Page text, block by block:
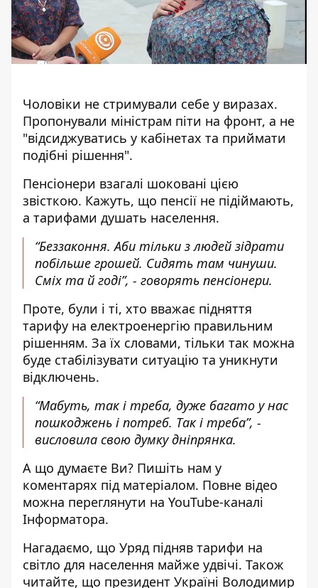
Чоловіки не стримували себе у виразах.
Пропонували міністрам піти на фронт, а не
"відсиджуватись у кабінетах та приймати
подібні рішення".
Пенсіонери взагалі шоковані цією
звісткою. Кажуть, що пенсії не підіймають,
а тарифами душать населення.
“Беззаконня. Аби тільки з людей зідрати
побільше грошей. Сидять там чинуши.
Сміх та й годі”, - говорять пенсіонери.
Проте, були і ті, хто вважає підняття
тарифу на електроенергію правильним
рішенням. За їх словами, тільки так можна
буде стабілізувати ситуацію та уникнути
відключень.
“Мабуть, так і треба, дуже багато у нас
пошкоджень і потреб. Так і треба”, -
висловила свою думку дніпрянка.
А що думаєте Ви? Пишіть нам у
коментарях під матеріалом. Повне відео
можна переглянути на YouTube-каналі
Інформатора.
Нагадаємо, що Уряд підняв тарифи на
світло для населення майже удвічі. Також
читайте, що президент Україні Володимир